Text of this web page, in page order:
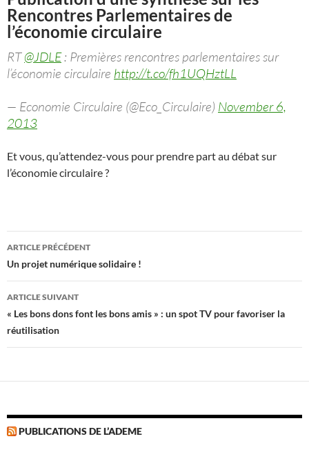
Rencontres Parlementaires de
l’économie circulaire
RT@JDLE: Premières rencontres parlementaires sur
l’économie circulaire http://t.co/fh1UQHztLL
— Economie Circulaire (@Eco_Circulaire) November 6,
2013
Et vous, qu’attendez-vous pour prendre part au débat sur
l’économie circulaire ?
Navigation
des
articles
ARTICLE PRÉCÉDENT
Un projet numérique solidaire !
ARTICLE SUIVANT
« Les bons dons font les bons amis » : un spot TV pour favoriser la
réutilisation
PUBLICATIONS DE L’ADEME